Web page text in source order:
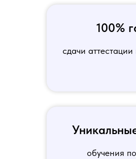
100%
сдачи
обучения